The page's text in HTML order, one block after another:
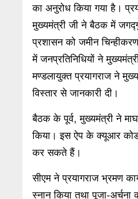
का अनुरोध किया गया है।
मुख्यमंत्री जी ने बैठक में
प्रशासन को जमीन
में जनप्रतिनिधियों ने
मण्डलायुक्त प्रयागराज ने
विस्तार से जानकारी दी।
बैठक के पूर्व, मुख्यमंत्री ने
किया। इस ऐप के क्यूआर
कर सकते हैं।
सीएम ने प्रयागराज भ्रमण
स्नान किया तथा पूजा-